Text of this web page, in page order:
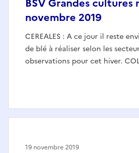
BSV Grandes cultures
novembre 2019
CEREALES : A ce jour il reste
de blé à réaliser selon les
observations pour cet hiver.
19 novembre 2019